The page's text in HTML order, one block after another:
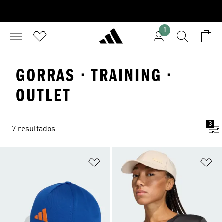
1
GORRAS · TRAINING ·
OUTLET
7 resultados
3
Añadir a la lista de deseos